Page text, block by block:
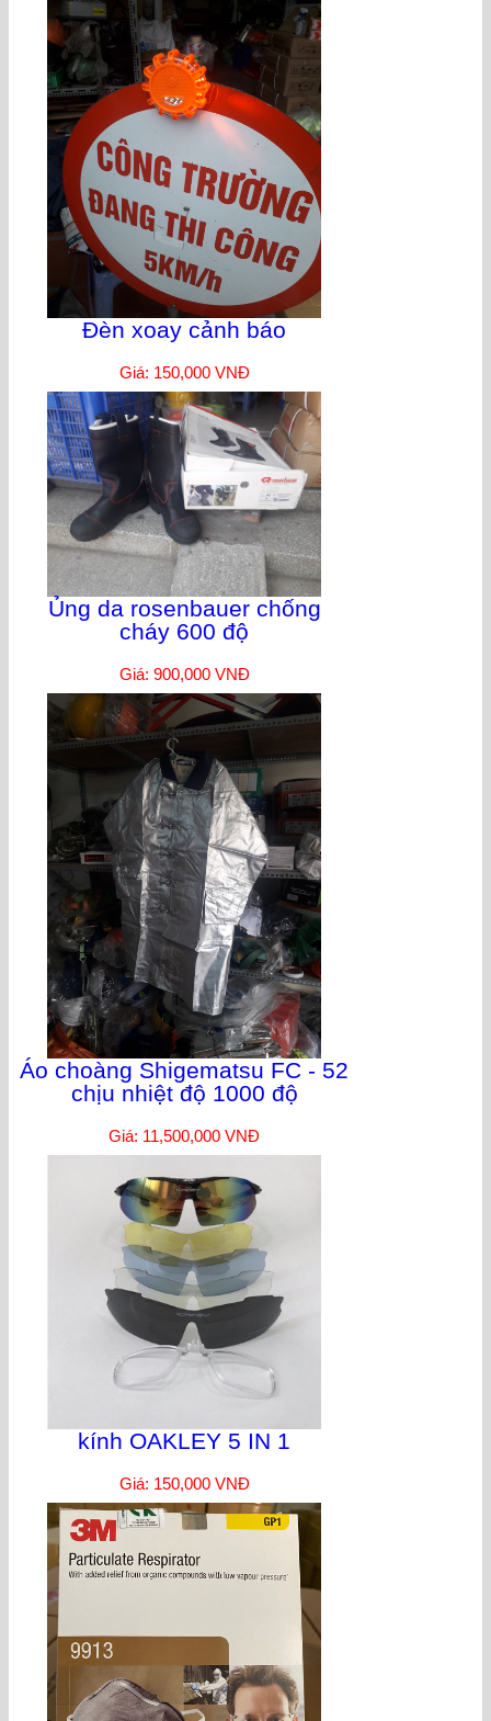
Đèn xoay cảnh báo
Giá: 150,000 VNĐ
Ủng da rosenbauer chống
cháy 600 độ
Giá: 900,000 VNĐ
Áo choàng Shigematsu FC - 52
chịu nhiệt độ 1000 độ
Giá: 11,500,000 VNĐ
kính OAKLEY 5 IN 1
Giá: 150,000 VNĐ